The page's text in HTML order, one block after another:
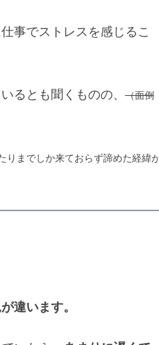
事でストレスを感じるこ
るとも聞くものの、（面倒
りまでしか来ておらず諦めた経緯
違います。